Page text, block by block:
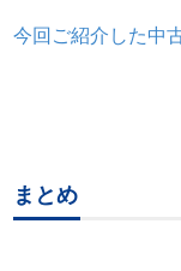
今回ご紹介した中
まとめ